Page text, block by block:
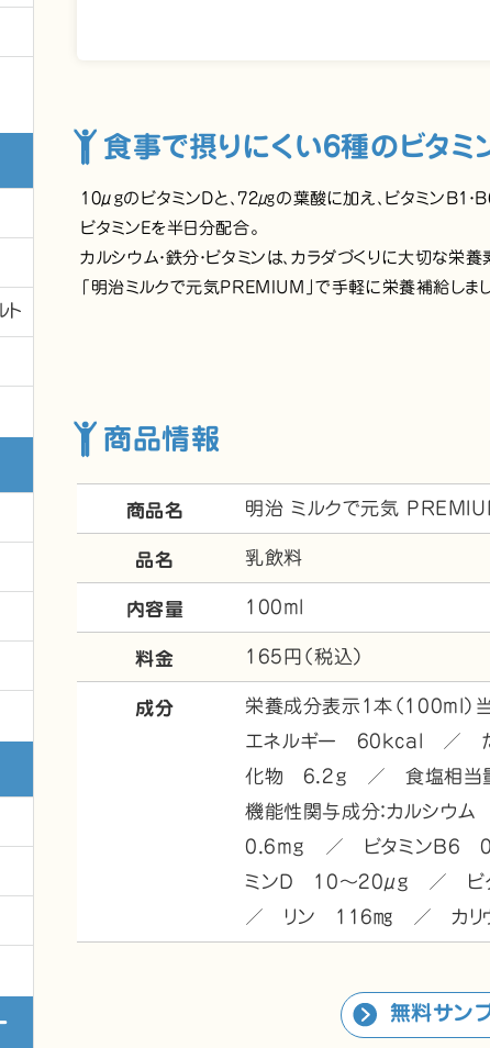
食事で摂りにくい6種のビタミ
10μgのビタミンDと、72㎍の葉酸に加え、ビタミンB1・B6
ビタミンEを半日分配合。
カルシウム・鉄分・ビタミンは、カラダづくりに大切な栄養
「明治ミルクで元気PREMIUM」で手軽に栄養補給しまし
商品情報
商品名 明治 ミルクで元気
品名 乳飲料
内容量 100ml
料金 165円（税込）
成分
栄養成分表示1本（100ml）
エネルギー 60kcal ／
化物 6.2g ／ 食塩相当
機能性関与成分：カル
0.6mg ／ ビタミンB6
ミンD 10～20μg ／
／ リン 116㎎ ／ カリ
無料サン